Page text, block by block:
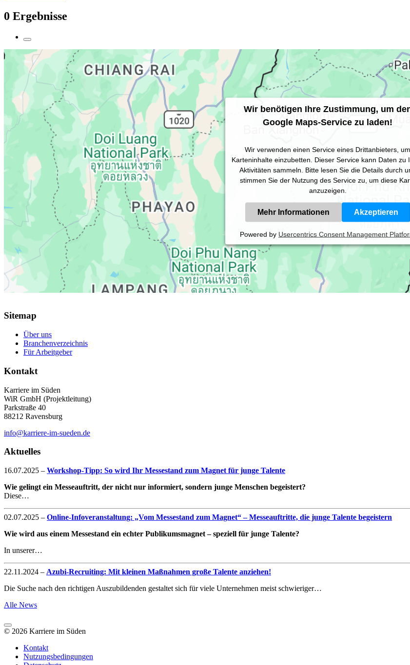
0 Ergebnisse
Wir benötigen Ihre Zustimmung, um
Google Maps-Service zu laden!
Wir verwenden einen Service eines Drittanbieters, um
Karteninhalte einzubetten. Dieser Service kann Daten zu
Aktivitäten sammeln. Bitte lesen Sie die Details durch
stimmen Sie der Nutzung des Service zu, um diese
anzuzeigen.
Mehr Informationen Akzeptieren
Powered by Usercentrics Consent Management
Sitemap
Über uns
Branchenverzeichnis
Für Arbeitgeber
Kontakt
Karriere im Süden
WiR GmbH (Projektleitung)
Parkstraße 40
88212 Ravensburg
info@karriere-im-sueden.de
Aktuelles
16.07.2025 – Workshop-Tipp: So wird Ihr Messestand zum Magnet für junge Talente
Wie gelingt ein Messeauftritt, der nicht nur informiert, sondern junge Menschen begeistert?
Diese…
02.07.2025 – Online-Infoveranstaltung: „Vom Messestand zum Magnet“ – Messeauftritte, die junge Talente begeistern
Wie wird aus einem Messestand ein echter Publikumsmagnet – speziell für junge Talente?
In unserer…
22.11.2024 – Azubi-Recruiting: Mit kleinen Maßnahmen große Talente anziehen!
Die Suche nach den richtigen Auszubildenden gestaltet sich für viele Unternehmen meist schwieriger…
Alle News
© 2026 Karriere im Süden
Kontakt
Nutzungsbedingungen